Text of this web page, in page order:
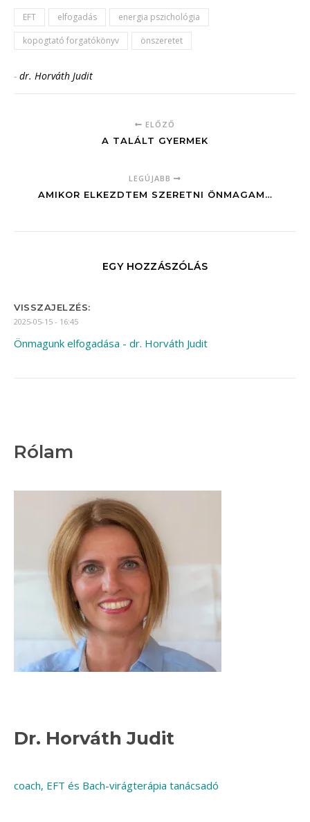
EFT elfogadás
energia pszichológia
kopogtató forgatókönyv
önszeretet
- dr. Horváth Judit
ELŐZŐ
A TALÁLT GYERMEK
LEGÚJABB
AMIKOR ELKEZDTEM SZERETNI ÖNMAGAM…
EGY HOZZÁSZÓLÁS
VISSZAJELZÉS:
2025-05-15 - 16:45
Önmagunk elfogadása - dr. Horváth Judit
Rólam
Dr. Horváth Judit
coach, EFT és Bach-virágterápia tanácsadó